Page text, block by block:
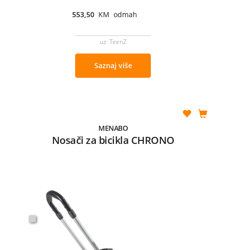
553,50 KM odmah
uz TeenZ
Saznaj više
MENABO
Nosači za bicikla CHRONO